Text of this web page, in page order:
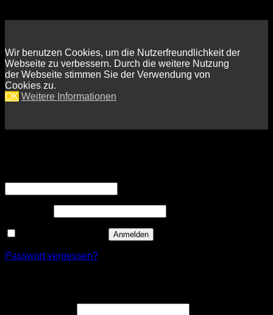
Wir benutzen Cookies, um die Nutzerfreundlichkeit der
Webseite zu verbessern. Durch die weitere Nutzung
der Webseite stimmen Sie der Verwendung von
Cookies zu.
OK Weitere Informationen
Anmelden
Passwort vergessen?